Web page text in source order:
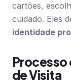
cartões,
cuidado. Eles
identidade
Processo
de Visita